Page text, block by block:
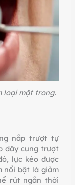
loại mặt trong.
nắp trượt tự
dây cung trượt
lực kéo được
nổi bật là giảm
rút ngắn thời